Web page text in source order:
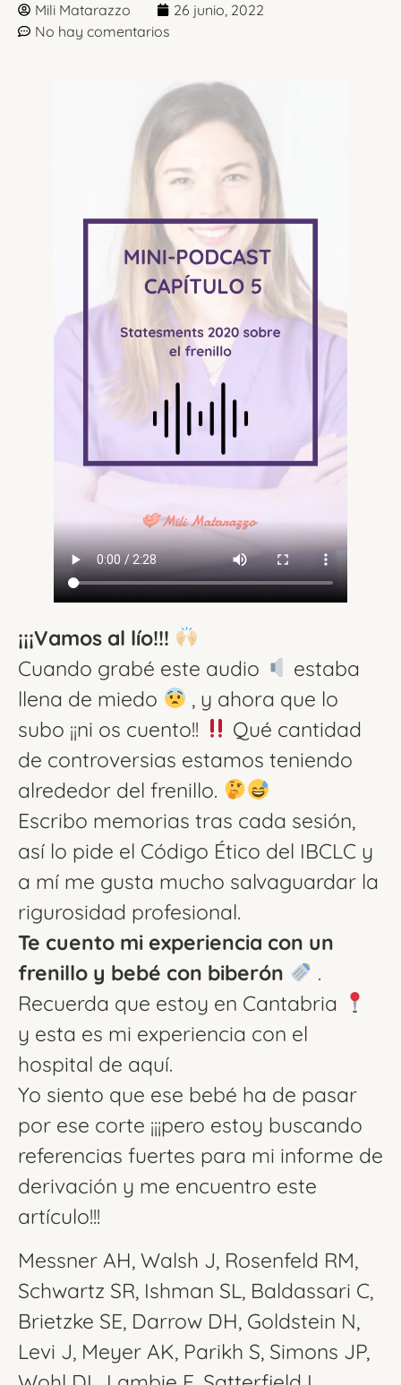
Mili Matarazzo
26 junio, 2022
No hay comentarios
¡¡¡Vamos al lío!!!
Cuando grabé este audio
estaba
llena de miedo
, y ahora que lo
subo ¡¡ni os cuento!!
Qué cantidad
de controversias estamos teniendo
alrededor del frenillo.
Escribo memorias tras cada sesión,
así lo pide el Código Ético del IBCLC y
a mí me gusta mucho salvaguardar la
rigurosidad profesional.
Te cuento mi experiencia con un
frenillo y bebé con biberón
.
Recuerda que estoy en Cantabria
y esta es mi experiencia con el
hospital de aquí.
Yo siento que ese bebé ha de pasar
por ese corte ¡¡¡pero estoy buscando
referencias fuertes para mi informe de
derivación y me encuentro este
artículo!!!
Messner AH, Walsh J, Rosenfeld RM,
Schwartz SR, Ishman SL, Baldassari C,
Brietzke SE, Darrow DH, Goldstein N,
Levi J, Meyer AK, Parikh S, Simons JP,